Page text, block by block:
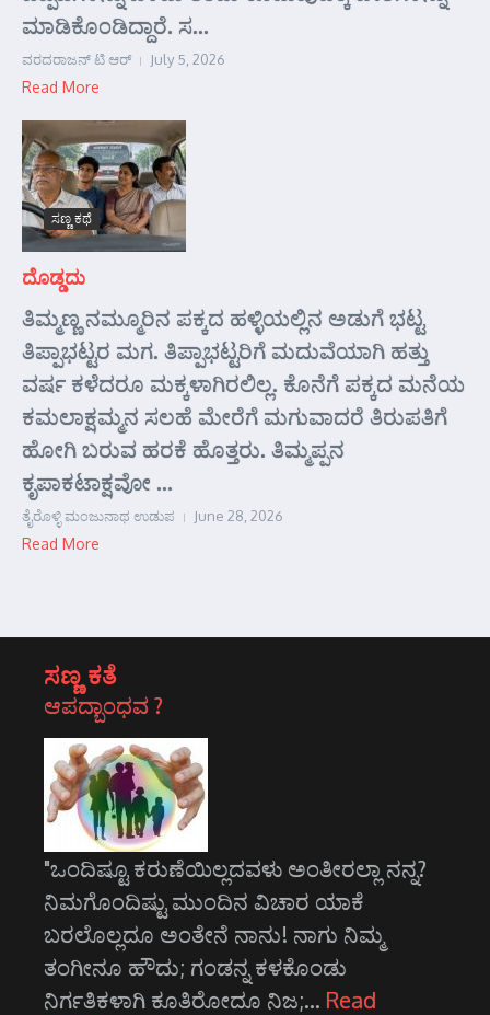
ಮಾಡಿಕೊಂಡಿದ್ದಾರೆ. ಸ...
ವರದರಾಜನ್ ಟಿ ಆರ್ July 5, 2026
Read More
ಸಣ್ಣ ಕಥೆ
ದೊಡ್ಡದು
ತಿಮ್ಮಣ್ಣ ನಮ್ಮೂರಿನ ಪಕ್ಕದ ಹಳ್ಳಿಯಲ್ಲಿನ ಅಡುಗೆ ಭಟ್ಟ
ತಿಪ್ಪಾಭಟ್ಟರ ಮಗ. ತಿಪ್ಪಾಭಟ್ಟರಿಗೆ ಮದುವೆಯಾಗಿ ಹತ್ತು
ವರ್ಷ ಕಳೆದರೂ ಮಕ್ಕಳಾಗಿರಲಿಲ್ಲ. ಕೊನೆಗೆ ಪಕ್ಕದ ಮನೆಯ
ಕಮಲಾಕ್ಷಮ್ಮನ ಸಲಹೆ ಮೇರೆಗೆ ಮಗುವಾದರೆ ತಿರುಪತಿಗೆ
ಹೋಗಿ ಬರುವ ಹರಕೆ ಹೊತ್ತರು. ತಿಮ್ಮಪ್ಪನ
ಕೃಪಾಕಟಾಕ್ಷವೋ ...
ತೈರೊಳ್ಳಿ ಮಂಜುನಾಥ ಉಡುಪ June 28, 2026
Read More
ಸಣ್ಣ ಕತೆ
ಆಪದ್ಬಾಂಧವ ?
"ಒಂದಿಷ್ಟೂ ಕರುಣೆಯಿಲ್ಲದವಳು ಅಂತೀರಲ್ಲಾ ನನ್ನ?
ನಿಮಗೊಂದಿಷ್ಟು ಮುಂದಿನ ವಿಚಾರ ಯಾಕೆ
ಬರಲೊಲ್ಲದೂ ಅಂತೇನೆ ನಾನು! ನಾಗು ನಿಮ್ಮ
ತಂಗೀನೂ ಹೌದು; ಗಂಡನ್ನ ಕಳಕೊಂಡು
ನಿರ್ಗತಿಕಳಾಗಿ ಕೂತಿರೋದೂ ನಿಜ;… Read